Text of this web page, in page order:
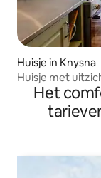
Huisje in Knysna
Huisje met
Het